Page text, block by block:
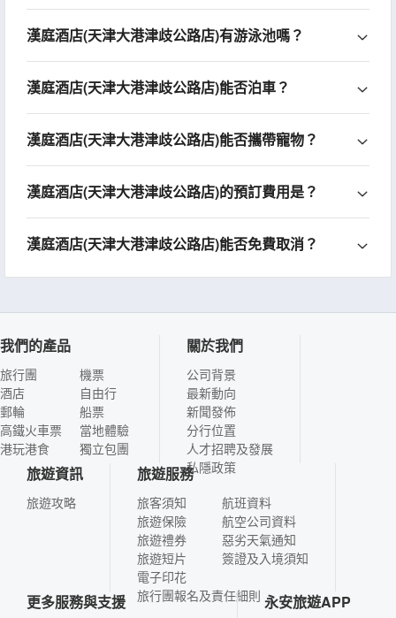
漢庭酒店(天津大港津歧公路店)有游泳池嗎？
漢庭酒店(天津大港津歧公路店)能否泊車？
漢庭酒店(天津大港津歧公路店)能否攜帶寵物？
漢庭酒店(天津大港津歧公路店)的預訂費用是？
漢庭酒店(天津大港津歧公路店)能否免費取消？
我們的產品
旅行團
酒店
郵輪
高鐵火車票
港玩港食
機票
自由行
船票
當地體驗
獨立包團
關於我們
公司背景
最新動向
新聞發佈
分行位置
人才招聘及發展
私隱政策
旅遊資訊
旅遊攻略
旅遊服務
旅客須知
旅遊保險
旅遊禮券
旅遊短片
電子印花
航班資料
航空公司資料
惡劣天氣通知
簽證及入境須知
旅行團報名及責任細則
更多服務與支援 永安旅遊APP